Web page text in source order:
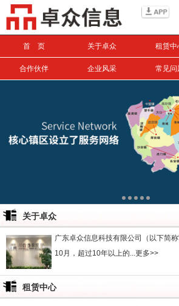
首 页 关于卓众 租赁中
合作伙伴 企业风采 常见问
关于卓众
广东卓众信息科技有限公司（以下简
10月，超过10年以上的...更多>>
租赁中心